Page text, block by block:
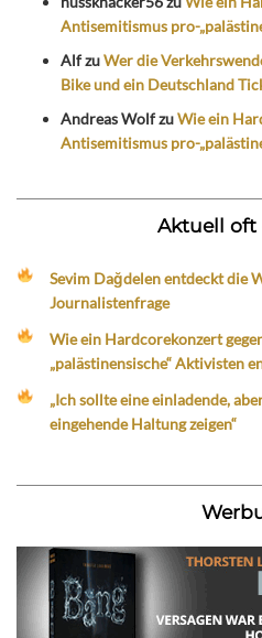
Antisemitismus pro-
AlfzuWer die
Bike und ein Deutschland
Andreas WolfzuWie ein
Antisemitismus pro-
Aktuell oft
Sevim Dağdelen entdeckt die
Journalistenfrage
Wie ein Hardcorekonzert
„palästinensische“ Aktivisten
„Ich sollte eine einladende,
eingehende Haltung zeigen“